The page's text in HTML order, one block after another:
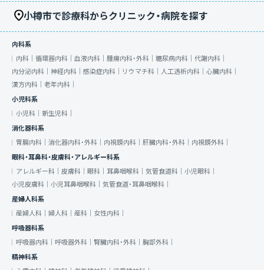
小樽市で診療科からクリニック・病院を探す
内科系
内科｜ 循環器内科｜ 血液内科｜ 腫瘍内科・外科｜ 糖尿病内科｜ 代謝内科｜
内分泌内科｜ 神経内科｜ 感染症内科｜ リウマチ科｜ 人工透析内科｜ 心臓内科｜
漢方内科｜ 老年内科｜
小児科系
小児科｜ 新生児科｜
消化器科系
胃腸内科｜ 消化器内科・外科｜ 内視鏡内科｜ 肝臓内科・外科｜ 内視鏡外科｜
眼科・耳鼻科・皮膚科・アレルギー科系
アレルギー科｜ 皮膚科｜ 眼科｜ 耳鼻咽喉科｜ 気管食道科｜ 小児眼科｜
小児皮膚科｜ 小児耳鼻咽喉科｜ 気管食道・耳鼻咽喉科｜
産婦人科系
産婦人科｜ 婦人科｜ 産科｜ 女性内科｜
呼吸器科系
呼吸器内科｜ 呼吸器外科｜ 腎臓内科・外科｜ 胸部外科｜
精神科系